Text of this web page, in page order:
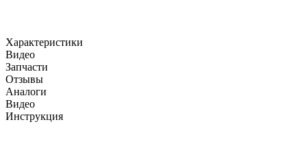
Характеристики
Видео
Запчасти
Отзывы
Аналоги
Видео
Инструкция